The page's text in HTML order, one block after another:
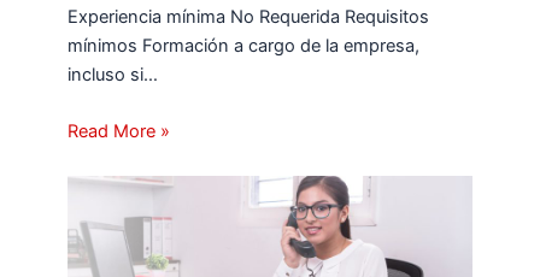
Experiencia mínima No Requerida Requisitos
mínimos Formación a cargo de la empresa,
incluso si…
Read More »